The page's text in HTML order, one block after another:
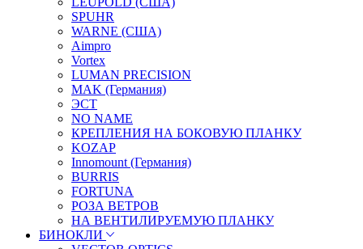
SPUHR
WARNE (США)
Aimpro
Vortex
LUMAN PRECISION
MAK (Германия)
ЭСТ
NO NAME
КРЕПЛЕНИЯ НА БОКОВУЮ ПЛАНКУ
KOZAP
Innomount (Германия)
BURRIS
FORTUNA
РОЗА ВЕТРОВ
НА ВЕНТИЛИРУЕМУЮ ПЛАНКУ
БИНОКЛИ